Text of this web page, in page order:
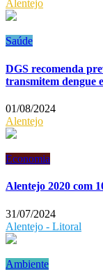
Alentejo
Saúde
DGS recomenda
transmitem dengue
01/08/2024
Alentejo
Economia
Alentejo 2020 com
31/07/2024
Alentejo - Litoral
Ambiente